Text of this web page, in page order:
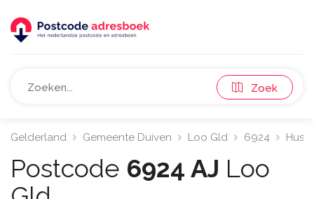
Zoek
Gelderland Gemeente Duiven Loo Gld 6924
Postcode 6924 AJ Loo